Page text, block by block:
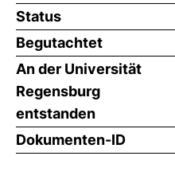
Status
Begutachtet
An der Universität
Regensburg
entstanden
Dokumenten-ID